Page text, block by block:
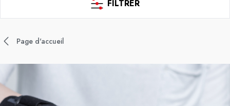
FILTRER
Page d'accueil